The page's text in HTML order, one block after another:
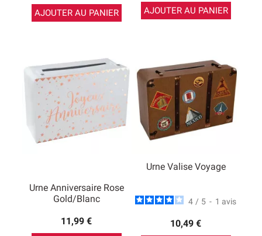
AJOUTER AU PANIER AJOUTER AU PANIER
Urne Anniversaire Rose
Gold/Blanc
11,99 €
Urne Valise Voyage
4 / 5 - 1 avis
10,49 €